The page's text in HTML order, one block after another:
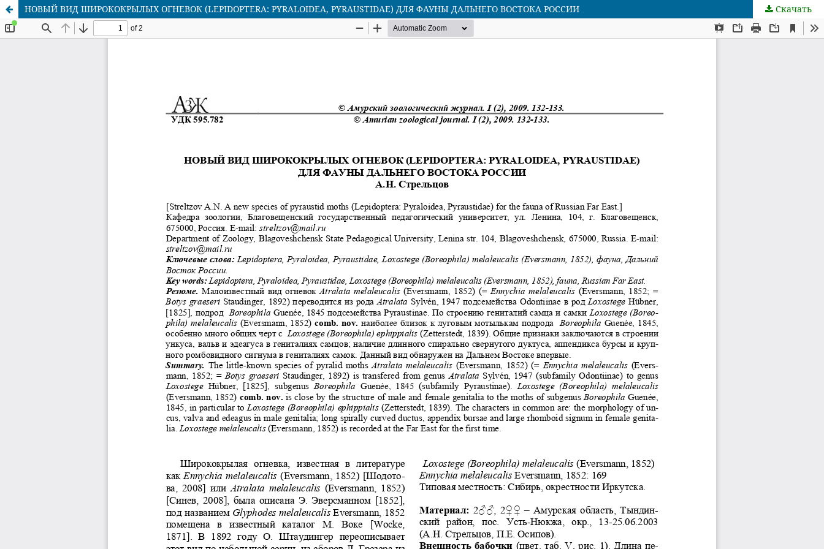
НОВЫЙ ВИД ШИРОКОКРЫЛЫХ ОГНЕВОК (LEPIDOPTERA: PYRALOIDEA, PYRAUSTIDAE) ДЛЯ ФАУНЫ ДАЛЬНЕГО ВОСТОКА РОССИИ Скачать